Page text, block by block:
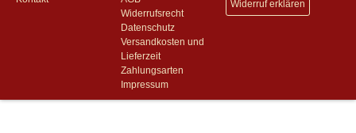
Widerrufsrecht
Datenschutz
Versandkosten und
Lieferzeit
Zahlungsarten
Impressum
Widerruf erklären